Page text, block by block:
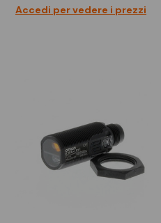
Accedi per vedere i prezzi